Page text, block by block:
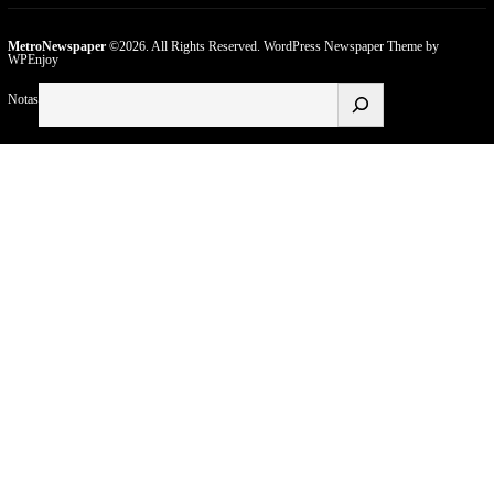
MetroNewspaper©2026. All Rights Reserved. WordPress Newspaper Themeby
WPEnjoy
Notas